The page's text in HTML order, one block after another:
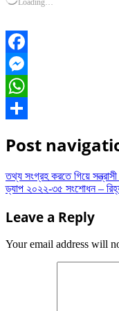
Loading…
Facebook
Messenger
WhatsApp
Post
তথ্য সংগ্রহ করতে গিয়ে
ড্যাপ ২০২২-৩৫ সংশোধন –
Leave a Reply
Your email address will